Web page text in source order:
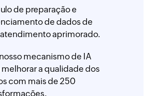
de preparação e
de dados de
aprimorado.
mecanismo de IA
melhorar a qualidade dos
com mais de 250